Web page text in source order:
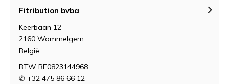
Fitribution bvba
Keerbaan 12
2160 Wommelgem
België
BTW BE0823144968
✆ +32 475 86 66 12